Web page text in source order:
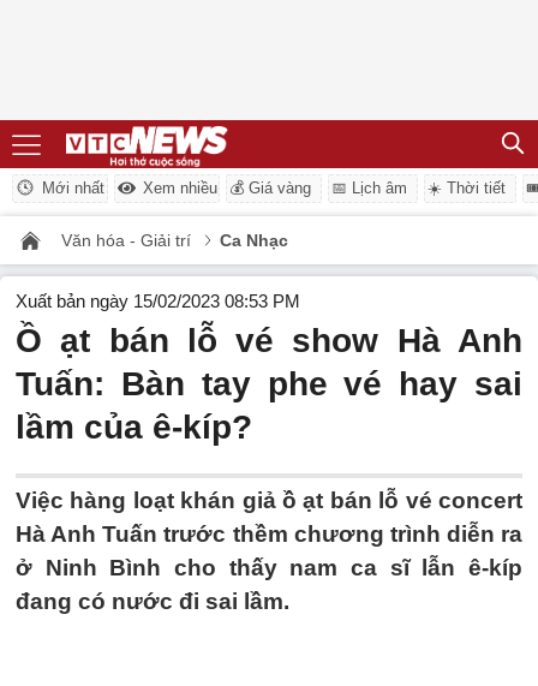
Mới nhất Xem nhiều 💰 Giá vàng 📅 Lịch âm ☀️ Thời tiết
Văn hóa - Giải trí Ca Nhạc
Xuất bản ngày 15/02/2023 08:53 PM
Ồ ạt bán lỗ vé show Hà Anh
Tuấn: Bàn tay phe vé hay sai
lầm của ê-kíp?
Việc hàng loạt khán giả ồ ạt bán lỗ vé concert
Hà Anh Tuấn trước thềm chương trình diễn ra
ở Ninh Bình cho thấy nam ca sĩ lẫn ê-kíp
đang có nước đi sai lầm.